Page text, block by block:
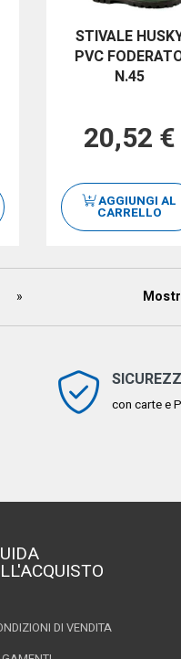
STIVALE
PVC
N.45
20,52 €
AGGIUNGI AL
CARRELLO
con carte e
DI VENDITA